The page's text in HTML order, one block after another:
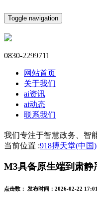
Toggle navigation
0830-2299711
网站首页
关于我们
ai资讯
ai动态
联系我们
我们专注于智慧政务、智
当前位置 :918搏天堂(中国)
M3具备原生端到肃静
点击数： 发布时间： 2026-02-22 17:01